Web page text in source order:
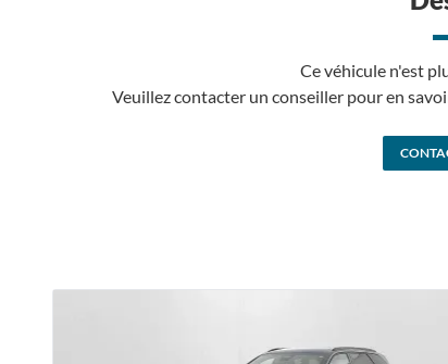
Ce véhicule n'est
Veuillez contacter un conseiller pour en